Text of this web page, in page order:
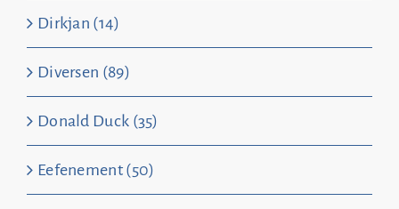
Dirkjan (14)
Diversen (89)
Donald Duck (35)
Eefenement (50)